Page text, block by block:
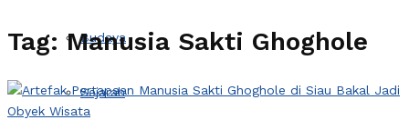
Budaya
Sejarah
Tag:Manusia Sakti Ghoghole